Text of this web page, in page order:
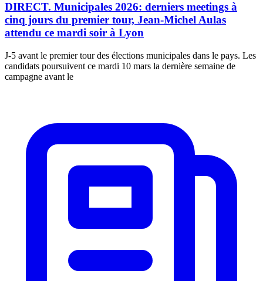
DIRECT. Municipales 2026: derniers meetings à
cinq jours du premier tour, Jean-Michel Aulas
attendu ce mardi soir à Lyon
J-5 avant le premier tour des élections municipales dans le pays. Les
candidats poursuivent ce mardi 10 mars la dernière semaine de
campagne avant le